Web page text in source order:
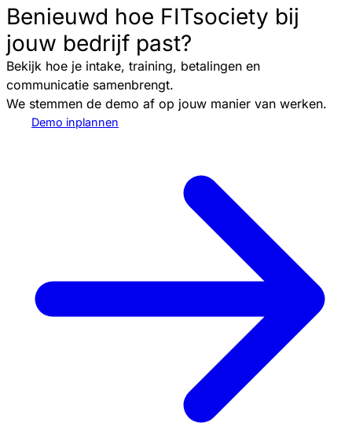
Benieuwd hoe FITsociety bij
jouw bedrijf past?
Bekijk hoe je intake, training, betalingen en
communicatie samenbrengt.
We stemmen de demo af op jouw manier van werken.
Demo inplannen